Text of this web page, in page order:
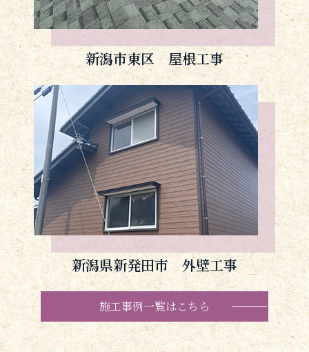
新潟市東区 屋根工事
新潟県新発田市 外壁工事
施工事例一覧はこちら